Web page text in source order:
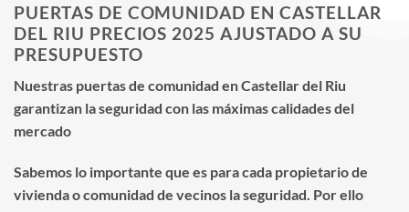
PUERTAS DE COMUNIDAD EN CASTELLAR
DEL RIU PRECIOS 2025 AJUSTADO A SU
PRESUPUESTO
Nuestras puertas de comunidad en Castellar del Riu
garantizan la seguridad con las máximas calidades del
mercado
Sabemos lo importante que es para cada propietario de
vivienda o comunidad de vecinos la seguridad. Por ello